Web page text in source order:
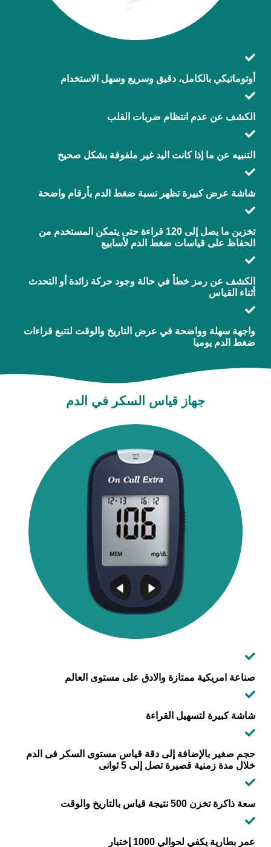
أوتوماتيكي بالكامل، دقيق وسريع وسهل الاستخدام
الكشف عن عدم انتظام ضربات القلب
التنبيه عن ما إذا كانت اليد غير ملفوفة بشكل صحيح
شاشة عرض كبيرة تظهر نسبة ضغط الدم بأرقام واضحة
تخزين ما يصل إلى 120 قراءة حتى يتمكن المستخدم من
الحفاظ على قياسات ضغط الدم لأسابيع
الكشف عن رمز خطأ في حالة وجود حركة زائدة أو التحدث
أثناء القياس
واجهة سهلة وواضحة في عرض التاريخ والوقت لتتبع قراءات
ضغط الدم يوميا
جهاز قياس السكر في الدم
صناعة امريكية ممتازة والادق على مستوى العالم
شاشة كبيرة لتسهيل القراءة
حجم صغير بالإضافة إلى دقة قياس مستوى السكر فى الدم
خلال مدة زمنية قصيرة تصل إلى 5 ثوانى
سعة ذاكرة تخزن 500 نتيجة قياس بالتاريخ والوقت
عمر بطارية يكفي لحوالي 1000 إختبار